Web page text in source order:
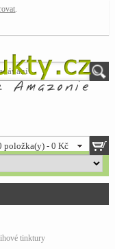
.
položka(y) - 0 Kč
tinktury